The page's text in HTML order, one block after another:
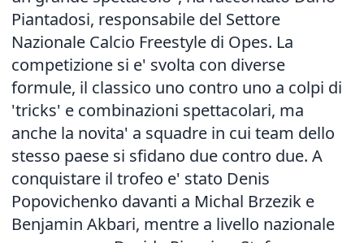
Piantadosi, responsabile del Settore
Nazionale Calcio Freestyle di Opes. La
competizione si e' svolta con diverse
formule, il classico uno contro uno a colpi di
'tricks' e combinazioni spettacolari, ma
anche la novita' a squadre in cui team dello
stesso paese si sfidano due contro due. A
conquistare il trofeo e' stato Denis
Popovichenko davanti a Michal Brzezik e
Benjamin Akbari, mentre a livello nazionale